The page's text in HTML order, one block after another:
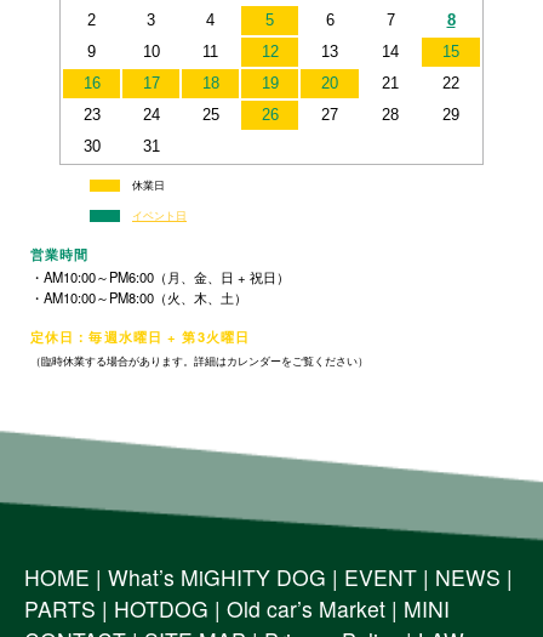
2
3 4 5 6 7
8
9
10 11 12 13 14
15
16
17 18 19 20 21
22
23
24 25 26 27 28
29
30
31
休業日
イベント日
営業時間
・AM10:00～PM6:00（月、金、日 + 祝日）
・AM10:00～PM8:00（火、木、土）
定休日：毎週水曜日 + 第3火曜日
（臨時休業する場合があります。詳細はカレンダーをご覧ください）
HOME | What’s MiGHITY DOG | EVENT | NEWS |
PARTS | HOTDOG | Old car’s Market | MINI